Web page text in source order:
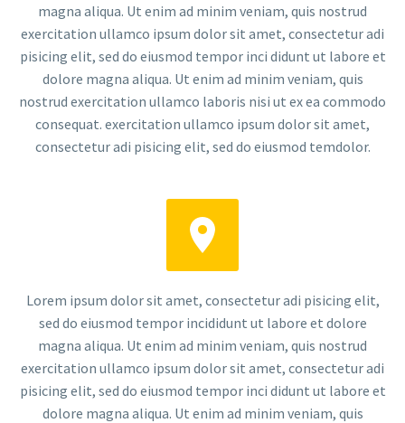
magna aliqua. Ut enim ad minim veniam, quis nostrud
exercitation ullamco ipsum dolor sit amet, consectetur adi
pisicing elit, sed do eiusmod tempor inci didunt ut labore et
dolore magna aliqua. Ut enim ad minim veniam, quis
nostrud exercitation ullamco laboris nisi ut ex ea commodo
consequat. exercitation ullamco ipsum dolor sit amet,
consectetur adi pisicing elit, sed do eiusmod temdolor.


Lorem ipsum dolor sit amet, consectetur adi pisicing elit,
sed do eiusmod tempor incididunt ut labore et dolore
magna aliqua. Ut enim ad minim veniam, quis nostrud
exercitation ullamco ipsum dolor sit amet, consectetur adi
pisicing elit, sed do eiusmod tempor inci didunt ut labore et
dolore magna aliqua. Ut enim ad minim veniam, quis